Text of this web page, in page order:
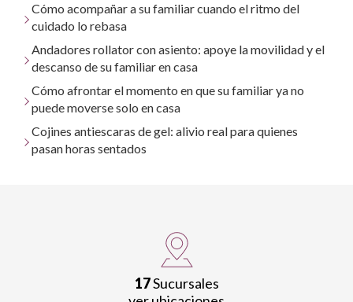
Cómo acompañar a su familiar cuando el ritmo del
cuidado lo rebasa
Andadores rollator con asiento: apoye la movilidad y el
descanso de su familiar en casa
Cómo afrontar el momento en que su familiar ya no
puede moverse solo en casa
Cojines antiescaras de gel: alivio real para quienes
pasan horas sentados
17Sucursales